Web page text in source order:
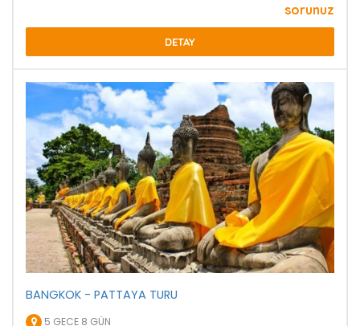
sorunuz
DETAY
BANGKOK - PATTAYA TURU
5 GECE 8 GÜN